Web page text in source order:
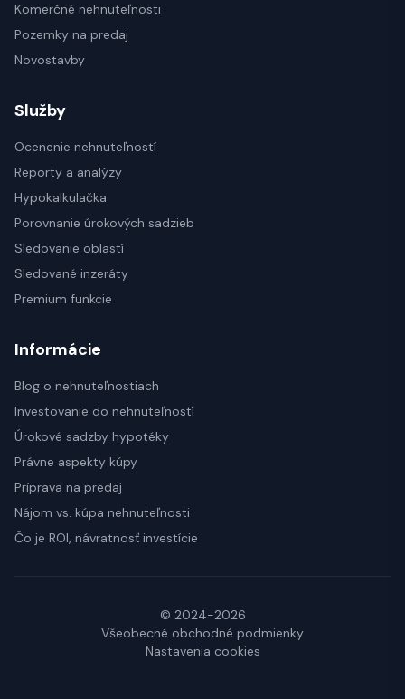
Komerčné nehnuteľnosti
Pozemky na predaj
Novostavby
Služby
Ocenenie nehnuteľností
Reporty a analýzy
Hypokalkulačka
Porovnanie úrokových sadzieb
Sledovanie oblastí
Sledované inzeráty
Premium funkcie
Informácie
Blog o nehnuteľnostiach
Investovanie do nehnuteľností
Úrokové sadzby hypotéky
Právne aspekty kúpy
Príprava na predaj
Nájom vs. kúpa nehnuteľnosti
Čo je ROI, návratnosť investície
© 2024-2026
Všeobecné obchodné podmienky
Nastavenia cookies